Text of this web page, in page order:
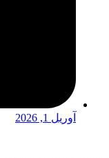
آوریل 1, 2026